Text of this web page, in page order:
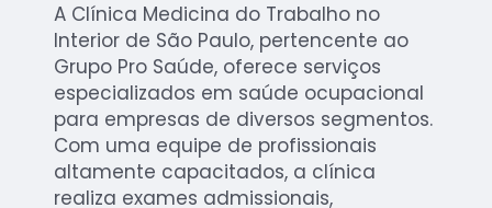
A Clínica Medicina do Trabalho no
Interior de São Paulo, pertencente ao
Grupo Pro Saúde, oferece serviços
especializados em saúde ocupacional
para empresas de diversos segmentos.
Com uma equipe de profissionais
altamente capacitados, a clínica
realiza exames admissionais,